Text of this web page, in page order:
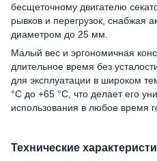
бесщеточному двигателю
рывков и перегрузок, снабжая
диаметром до 25 мм.
Малый вес и эргономичная
длительное время без
для эксплуатации в широком
°C до +65 °C, что делает его
использования в любое время
Технические